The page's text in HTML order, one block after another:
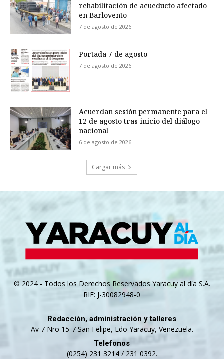
rehabilitación de acueducto afectado
en Barlovento
7 de agosto de 2026
Portada 7 de agosto
7 de agosto de 2026
Acuerdan sesión permanente para el
12 de agosto tras inicio del diálogo
nacional
6 de agosto de 2026
Cargar más
© 2024 - Todos los Derechos Reservados Yaracuy al día S.A.
RIF: J-30082948-0
Redacción, administración y talleres
Av 7 Nro 15-7 San Felipe, Edo Yaracuy, Venezuela.
Telefonos
(0254) 231 3214 / 231 0392.